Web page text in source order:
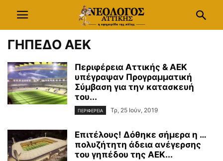
ΓΗΠΕΔΟ ΑΕΚ
Περιφέρεια Αττικής & ΑΕΚ
υπέγραψαν Προγραμματική
Σύμβαση για την κατασκευή
του...
ΠΕΡΙΦΕΡΕΙΑ Τρ, 25 Ιούν, 2019
Επιτέλους! Δόθηκε σήμερα η …
πολυζήτητη άδεια ανέγερσης
του γηπέδου της ΑΕΚ...